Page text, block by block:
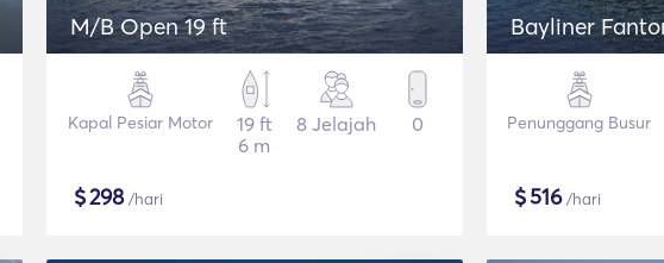
M/B Open 19 ft
Kapal Pesiar Motor
19 ft
6 m
8 Jelajah 0
$298/hari
Bayliner
Penunggang Busur
$516/hari